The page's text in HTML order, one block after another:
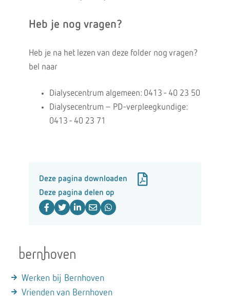
Heb je nog vragen?
Heb je na het lezen van deze folder nog vragen?
bel naar
Dialysecentrum algemeen: 0413 - 40 23 50
Dialysecentrum – PD-verpleegkundige:
0413 - 40 23 71
Deze pagina downloaden
Deze pagina delen op
Werken bij Bernhoven
Vrienden van Bernhoven